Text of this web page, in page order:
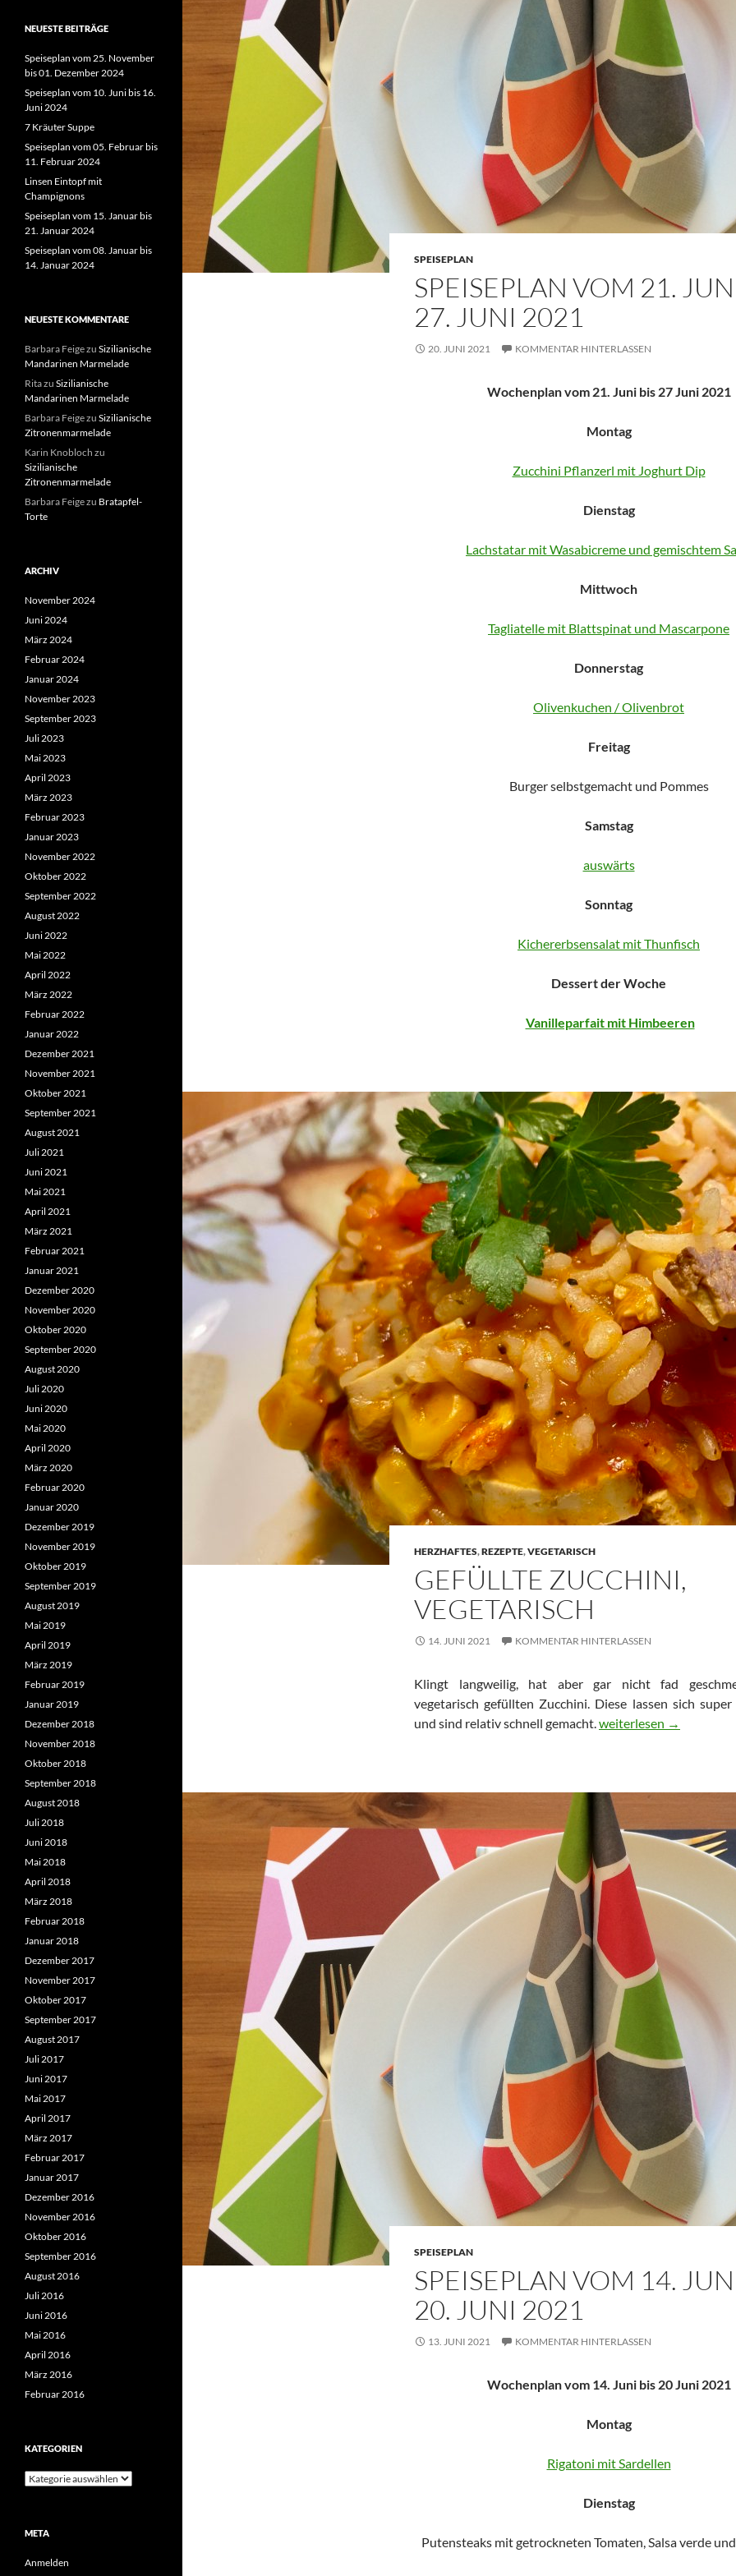
SPEISEPLAN
SPEISEPLAN VOM 21.
27. JUNI 2021
20. JUNI 2021 KOMMENTAR HINTERLASSEN
Wochenplan vom 21. Juni bis 27 Juni 2021
Montag
Zucchini Pflanzerl mit Joghurt Dip
Dienstag
Lachstatar mit Wasabicreme und gemischtem
Mittwoch
Tagliatelle mit Blattspinat und Mascarpone
Donnerstag
Olivenkuchen / Olivenbrot
Freitag
Burger selbstgemacht und Pommes
Samstag
auswärts
Sonntag
Kichererbsensalat mit Thunfisch
Dessert der Woche
Vanilleparfait mit Himbeeren
HERZHAFTES,REZEPTE,VEGETARISCH
GEFÜLLTE ZUCCHINI,
VEGETARISCH
14. JUNI 2021 KOMMENTAR HINTERLASSEN
Klingt langweilig, hat aber gar nicht fad
vegetarisch gefüllten Zucchini. Diese lassen sich
und sind relativ schnell gemacht.Gefüllte Zucchini,
weiterlesen →
SPEISEPLAN
SPEISEPLAN VOM 14.
20. JUNI 2021
13. JUNI 2021 KOMMENTAR HINTERLASSEN
Wochenplan vom 14. Juni bis 20 Juni 2021
Montag
Rigatoni mit Sardellen
Dienstag
Putensteaks mit getrockneten Tomaten, Salsa verde
NEUESTE BEITRÄGE
Speiseplan vom 25. November
bis 01. Dezember 2024
Speiseplan vom 10. Juni bis 16.
Juni 2024
7 Kräuter Suppe
Speiseplan vom 05. Februar bis
11. Februar 2024
Linsen Eintopf mit
Champignons
Speiseplan vom 15. Januar bis
21. Januar 2024
Speiseplan vom 08. Januar bis
14. Januar 2024
NEUESTE KOMMENTARE
Barbara Feigezu Sizilianische
Mandarinen Marmelade
Ritazu Sizilianische
Mandarinen Marmelade
Barbara Feigezu Sizilianische
Zitronenmarmelade
Karin Knobloch zu
Sizilianische
Zitronenmarmelade
Barbara Feigezu Bratapfel-
Torte
ARCHIV
November 2024
Juni 2024
März 2024
Februar 2024
Januar 2024
November 2023
September 2023
Juli 2023
Mai 2023
April 2023
März 2023
Februar 2023
Januar 2023
November 2022
Oktober 2022
September 2022
August 2022
Juni 2022
Mai 2022
April 2022
März 2022
Februar 2022
Januar 2022
Dezember 2021
November 2021
Oktober 2021
September 2021
August 2021
Juli 2021
Juni 2021
Mai 2021
April 2021
März 2021
Februar 2021
Januar 2021
Dezember 2020
November 2020
Oktober 2020
September 2020
August 2020
Juli 2020
Juni 2020
Mai 2020
April 2020
März 2020
Februar 2020
Januar 2020
Dezember 2019
November 2019
Oktober 2019
September 2019
August 2019
Mai 2019
April 2019
März 2019
Februar 2019
Januar 2019
Dezember 2018
November 2018
Oktober 2018
September 2018
August 2018
Juli 2018
Juni 2018
Mai 2018
April 2018
März 2018
Februar 2018
Januar 2018
Dezember 2017
November 2017
Oktober 2017
September 2017
August 2017
Juli 2017
Juni 2017
Mai 2017
April 2017
März 2017
Februar 2017
Januar 2017
Dezember 2016
November 2016
Oktober 2016
September 2016
August 2016
Juli 2016
Juni 2016
Mai 2016
April 2016
März 2016
Februar 2016
KATEGORIEN
Kategorien
META
Anmelden